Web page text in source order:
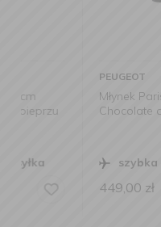
Młynek Paris 40cm
Chocolate do pieprzu
szybka wysyłka
449,00